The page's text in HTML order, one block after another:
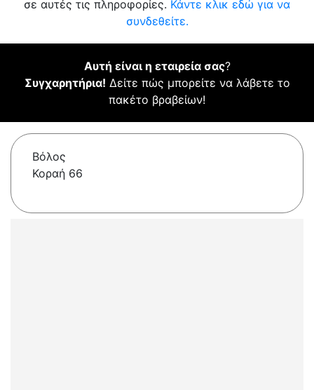
σε αυτές τις πληροφορίες. Κάντε κλικ εδώ για να
συνδεθείτε.
Αυτή είναι η εταιρεία σας?
Συγχαρητήρια! Δείτε πώς μπορείτε να λάβετε το
πακέτο βραβείων!
Βόλος
Κοραή 66